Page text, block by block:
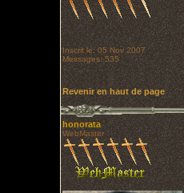
Inscrit le: 05 Nov 2007
Messages: 535
Revenir en haut de page
honorata
WebMaster